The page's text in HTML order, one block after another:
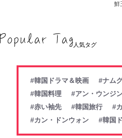
鮮
人気タグ
#韓国ドラマ＆映画
#ナム
#韓国料理
#アン・ウンジ
#赤い袖先
#韓国旅行
#
#カン・ドンウォン
#韓国